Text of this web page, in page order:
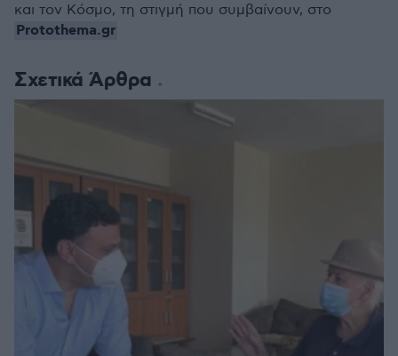
Σχετικά Άρθρα
και τον Κόσμο, τη στιγμή που συμβαίνουν, στο
Protothema.gr